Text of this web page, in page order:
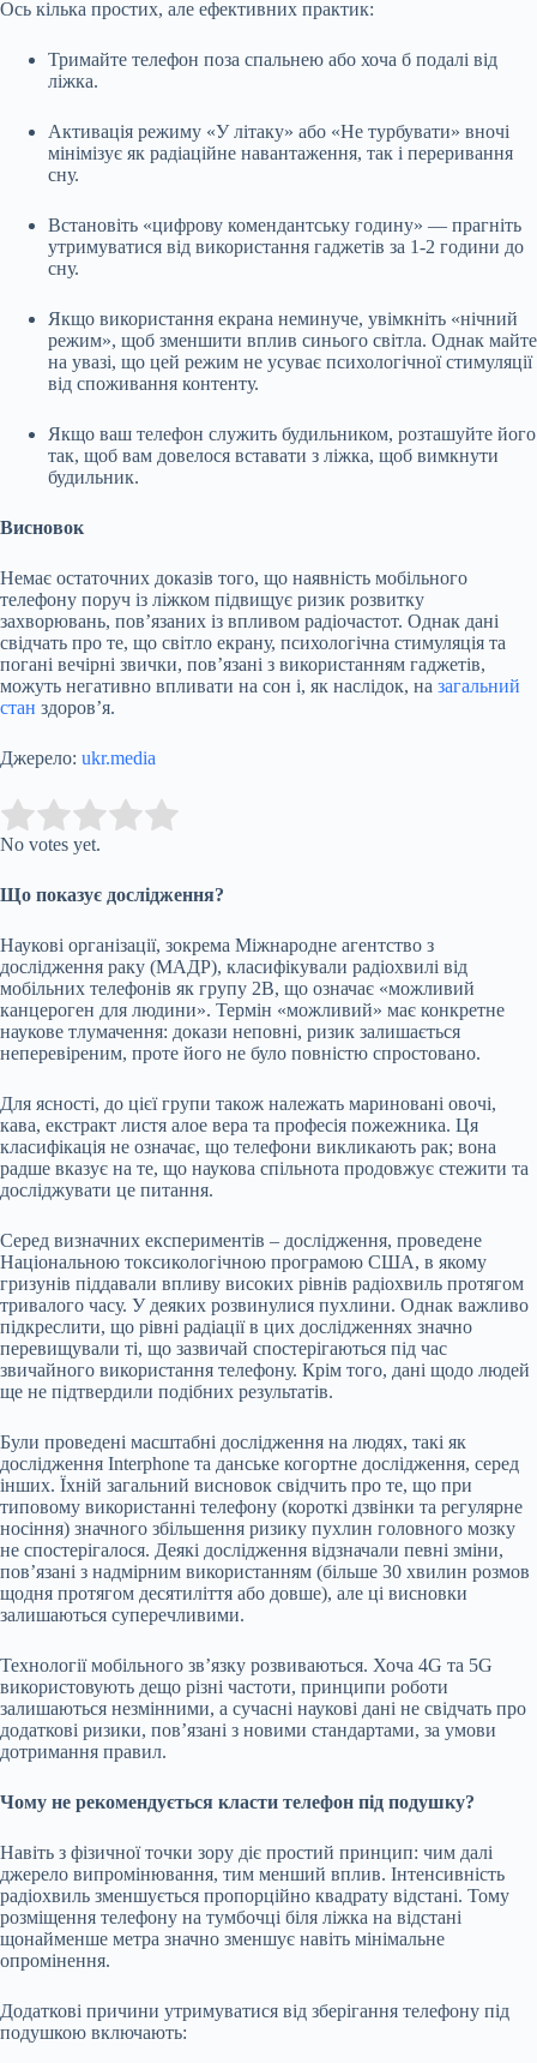
Ось кілька простих, але ефективних практик:
Тримайте телефон поза спальнею або хоча б подалі від
ліжка.
Активація режиму «У літаку» або «Не турбувати» вночі
мінімізує як радіаційне навантаження, так і переривання
сну.
Встановіть «цифрову комендантську годину» — прагніть
утримуватися від використання гаджетів за 1-2 години до
сну.
Якщо використання екрана неминуче, увімкніть «нічний
режим», щоб зменшити вплив синього світла. Однак майте
на увазі, що цей режим не усуває психологічної стимуляції
від споживання контенту.
Якщо ваш телефон служить будильником, розташуйте його
так, щоб вам довелося вставати з ліжка, щоб вимкнути
будильник.
Висновок
Немає остаточних доказів того, що наявність мобільного
телефону поруч із ліжком підвищує ризик розвитку
захворювань, пов’язаних із впливом радіочастот. Однак дані
свідчать про те, що світло екрану, психологічна стимуляція та
погані вечірні звички, пов’язані з використанням гаджетів,
можуть негативно впливати на сон і, як наслідок, на загальний
стан здоров’я.
Джерело: ukr.media
Rate this item:
No votes yet.
Що показує дослідження?
Наукові організації, зокрема Міжнародне агентство з
дослідження раку (МАДР), класифікували радіохвилі від
мобільних телефонів як групу 2B, що означає «можливий
канцероген для людини». Термін «можливий» має конкретне
наукове тлумачення: докази неповні, ризик залишається
неперевіреним, проте його не було повністю спростовано.
Для ясності, до цієї групи також належать мариновані овочі,
кава, екстракт листя алое вера та професія пожежника. Ця
класифікація не означає, що телефони викликають рак; вона
радше вказує на те, що наукова спільнота продовжує стежити та
досліджувати це питання.
Серед визначних експериментів – дослідження, проведене
Національною токсикологічною програмою США, в якому
гризунів піддавали впливу високих рівнів радіохвиль протягом
тривалого часу. У деяких розвинулися пухлини. Однак важливо
підкреслити, що рівні радіації в цих дослідженнях значно
перевищували ті, що зазвичай спостерігаються під час
звичайного використання телефону. Крім того, дані щодо людей
ще не підтвердили подібних результатів.
Були проведені масштабні дослідження на людях, такі як
дослідження Interphone та данське когортне дослідження, серед
інших. Їхній загальний висновок свідчить про те, що при
типовому використанні телефону (короткі дзвінки та регулярне
носіння) значного збільшення ризику пухлин головного мозку
не спостерігалося. Деякі дослідження відзначали певні зміни,
пов’язані з надмірним використанням (більше 30 хвилин розмов
щодня протягом десятиліття або довше), але ці висновки
залишаються суперечливими.
Технології мобільного зв’язку розвиваються. Хоча 4G та 5G
використовують дещо різні частоти, принципи роботи
залишаються незмінними, а сучасні наукові дані не свідчать про
додаткові ризики, пов’язані з новими стандартами, за умови
дотримання правил.
Чому не рекомендується класти телефон під подушку?
Навіть з фізичної точки зору діє простий принцип: чим далі
джерело випромінювання, тим менший вплив. Інтенсивність
радіохвиль зменшується пропорційно квадрату відстані. Тому
розміщення телефону на тумбочці біля ліжка на відстані
щонайменше метра значно зменшує навіть мінімальне
опромінення.
Додаткові причини утримуватися від зберігання телефону під
подушкою включають: